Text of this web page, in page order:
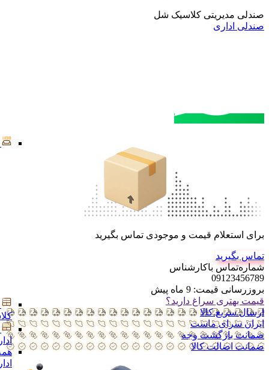
صندلی مدیریتی کلاسیک شل
صندلی اداری
برای استعلام قیمت و موجودی تماس بگیرید
تماس بگیرید
شماره‌تماس‌ با‌کارشناس
09123456789
بروزرسانی قیمت: 9 ماه پیش
قیمت بهتری سراغ دارید؟
ارسال سریع کالا
ایران سرای ماست
ضمانت بازگشت وجه
ضمانت اضالت کالا